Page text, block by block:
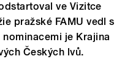
ve Vizitce
pražské FAMU vedl s
je Krajina
Českých lvů.